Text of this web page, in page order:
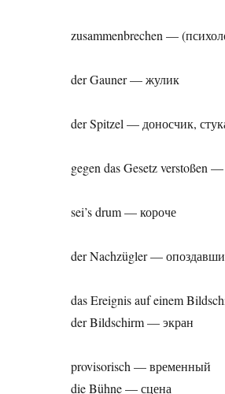
zusammenbrechen —
der Gauner — жулик
der Spitzel — доносчик,
gegen das Gesetz verstoßen
sei’s drum — короче
der Nachzügler —
das Ereignis auf einem
der Bildschirm — экран
provisorisch — временный
die Bühne — сцена